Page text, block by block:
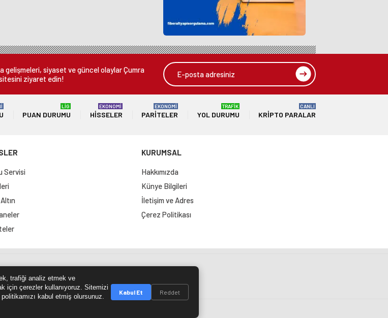
gelişmeleri, siyaset ve güncel olaylar Çumra
ziyaret edin!
PUAN DURUMU
LİG
HISSELER
EKONOMİ
PARITELER
EKONOMİ
YOL DURUMU
TRAFİK
KRIPTO PARALAR
CANLI
Servisi
KURUMSAL
Hakkımızda
Künye Bilgileri
İletişim ve Adres
Çerez Politikası
Çumra Postası
trafiği analiz etmek ve
için çerezler kullanıyoruz. Sitemizi
kabul etmiş olursunuz.
Kabul Et Reddet